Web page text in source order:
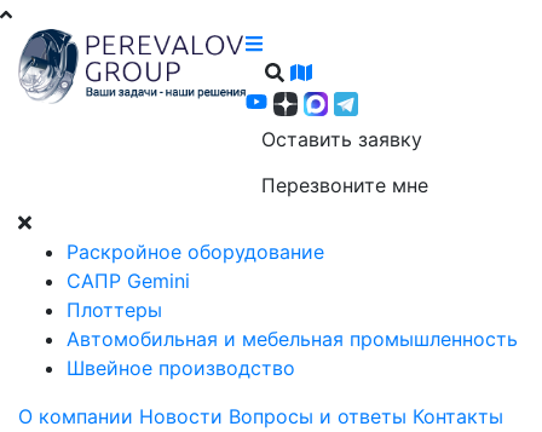
Оставить заявку
Перезвоните мне
Раскройное оборудование
САПР Gemini
Плоттеры
Автомобильная и мебельная промышленность
Швейное производство
О компании Новости Вопросы и ответы Контакты